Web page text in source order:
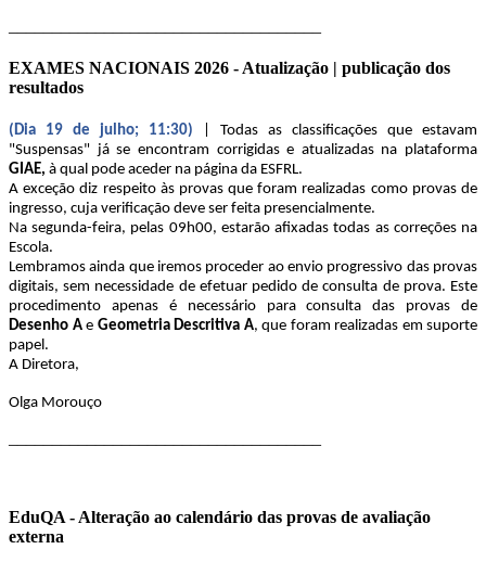
EXAMES NACIONAIS 2026 - Atualização | publicação dos
resultados
(Dia 19 de julho; 11:30)
| Todas as classificações que estavam
"Suspensas" já se encontram corrigidas e atualizadas na plataforma
GIAE, à qual pode aceder na página da ESFRL.
A exceção diz respeito às provas que foram realizadas como provas de
ingresso, cuja verificação deve ser feita presencialmente.
Na segunda-feira, pelas 09h00, estarão afixadas todas as correções na
Escola.
Lembramos ainda que iremos proceder ao envio progressivo das provas
digitais, sem necessidade de efetuar pedido de consulta de prova. Este
procedimento apenas é necessário para consulta das provas de
Desenho Ae Geometria Descritiva A, que foram realizadas em suporte
papel.
A Diretora,
Olga Morouço
EduQA - Alteração ao calendário das provas de avaliação
externa